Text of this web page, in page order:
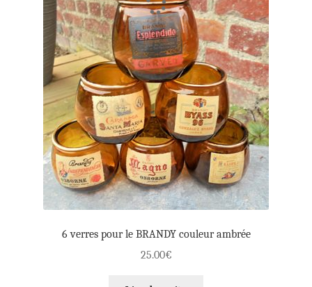
6 verres pour le BRANDY couleur ambrée
25.00€